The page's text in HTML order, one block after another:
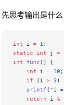
先思考输出是什
int i = 1 ;
static int j =
int func () {
    int
i = 10 ;
    if
(i > 5 )
    printf
( "i =
    return
i %